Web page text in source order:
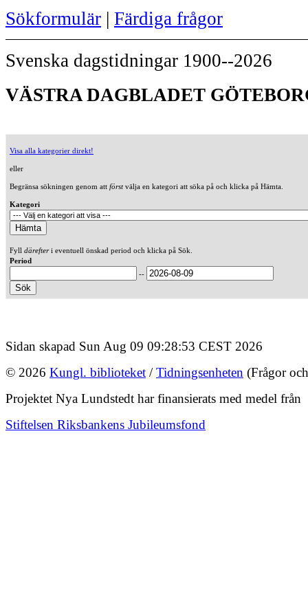
Sökformulär | Färdiga frågor
Svenska dagstidningar 1900--2026
VÄSTRA DAGBLADET
Visa alla kategorier direkt!
eller
Begränsa sökningen genom att förstvälja en kategori att söka på och klicka på Hämta.
Kategori
Fyll därefteri eventuell önskad period och klicka på Sök.
Period
--
Sidan skapad Sun Aug 09 09:28:53 CEST 2026
© 2026 Kungl. biblioteket /Tidningsenheten (Frågor
Projektet Nya Lundstedt har finansierats med medel från
Stiftelsen Riksbankens Jubileumsfond